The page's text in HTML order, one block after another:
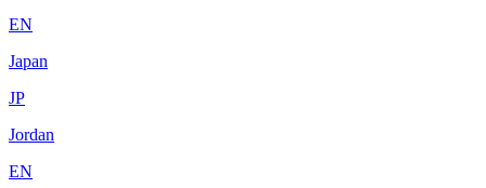
EN
Japan
JP
Jordan
EN